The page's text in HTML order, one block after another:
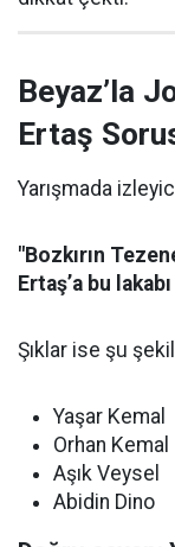
Beyaz’la
Ertaş
Yarışmada
"Bozkırın
Ertaş’a bu
Şıklar ise şu
Yaşar Kemal
Orhan Kemal
Aşık Veysel
Abidin Dino